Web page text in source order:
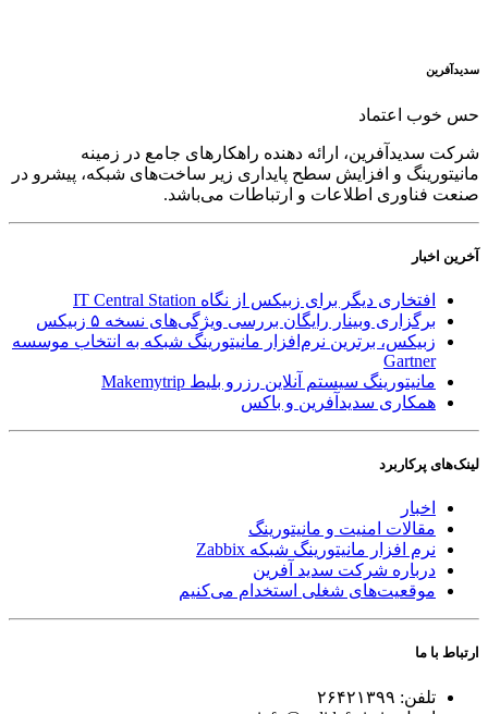
سدید‌آفرین
حس خوب اعتماد
شرکت سدید‌آفرین، ارائه دهنده راهکارهای جامع در زمینه
مانیتورینگ و افزایش سطح پایداری زیر ساخت‌های شبکه، پیشرو در
صنعت فناوری اطلاعات و ارتباطات می‌باشد.
آخرین اخبار
افتخاری دیگر برای زبیکس از نگاه IT Central Station
برگزاری وبینار رایگان بررسی ویژگی‌های نسخه ۵ زبیکس
زبیکس، برترین نرم‌افزار مانیتورینگ شبکه به انتخاب موسسه
Gartner
مانیتورینگ سیستم آنلاین رزرو بلیط Makemytrip
همکاری سدیدآفرین و باکس
لینک‌های پر‌کاربرد
اخبار
مقالات امنیت و مانیتورینگ
نرم افزار مانیتورینگ شبکه Zabbix
درباره شرکت سدید آفرین
موقعیت‌های شغلی استخدام ‌می‌کنیم
ارتباط با ما
تلفن: ۲۶۴۲۱۳۹۹